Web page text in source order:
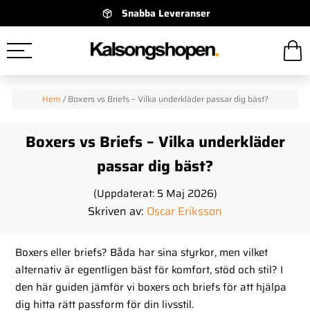
Snabba Leveranser
Hem / Boxers vs Briefs – Vilka underkläder passar dig bäst?
Boxers vs Briefs – Vilka underkläder
passar dig bäst?
(Uppdaterat: 5 Maj 2026)
Skriven av: Oscar Eriksson
Boxers eller briefs? Båda har sina styrkor, men vilket
alternativ är egentligen bäst för komfort, stöd och stil? I
den här guiden jämför vi boxers och briefs för att hjälpa
dig hitta rätt passform för din livsstil.